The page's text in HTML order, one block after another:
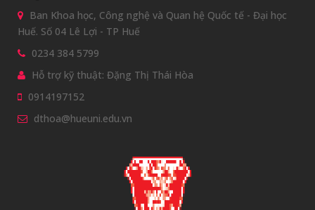
Ban Khoa học, Công nghệ và Quan hệ Quốc tế - Đại học
Huế. Số 04 Lê Lợi - TP Huế
0234 384 5799
Hỗ trợ kỹ thuật: Đặng Thị Thái Hòa
0914197152
dthoa@hueuni.edu.vn